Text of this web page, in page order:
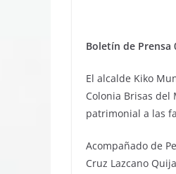
Boletín de Prensa
El alcalde Kiko
Colonia Brisas
patrimonial a las
Acompañado de
Cruz Lazcano